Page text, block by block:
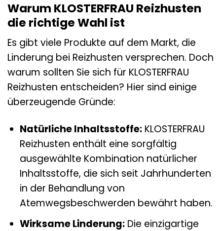
Warum KLOSTERFRAU Reizhusten
die richtige Wahl ist
Es gibt viele Produkte auf dem Markt, die
Linderung bei Reizhusten versprechen. Doch
warum sollten Sie sich für KLOSTERFRAU
Reizhusten entscheiden? Hier sind einige
überzeugende Gründe:
Natürliche Inhaltsstoffe:KLOSTERFRAU
Reizhusten enthält eine sorgfältig
ausgewählte Kombination natürlicher
Inhaltsstoffe, die sich seit Jahrhunderten
in der Behandlung von
Atemwegsbeschwerden bewährt haben.
Wirksame Linderung:Die einzigartige